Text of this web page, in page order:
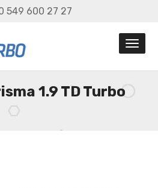
549 600 27 27
1.9 TD Turbo